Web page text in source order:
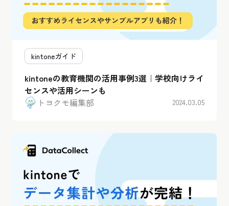
kintoneガイド
kintoneの教育機関の活用事例3選｜学校向けライ
センスや活用シーンも
トヨクモ編集部
2024.03.05